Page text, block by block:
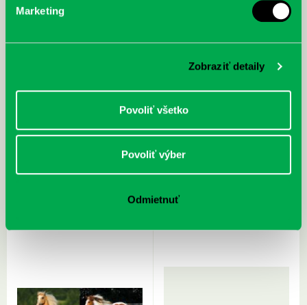
Marketing
Zobraziť detaily
Povoliť všetko
Povoliť výber
Odmietnuť
Sprievodca po hviezdnej oblohe
kompletný sprievodca